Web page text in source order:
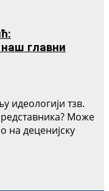
главни
идеологији тзв.
Може
на деценијску